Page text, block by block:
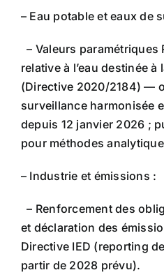
– Eau potable et eaux de
– Valeurs paramétriques
relative à l’eau destinée
(Directive 2020/2184) —
surveillance harmonisée
depuis 12 janvier 2026 ;
pour méthodes
– Industrie et émissions :
– Renforcement des
et déclaration des
Directive IED (reporting
partir de 2028 prévu).